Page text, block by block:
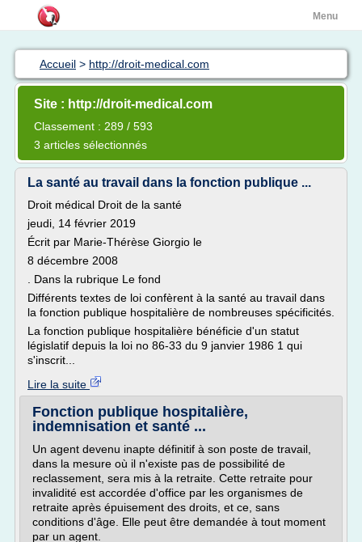
Menu
Accueil > http://droit-medical.com
Site : http://droit-medical.com
Classement : 289 / 593
3 articles sélectionnés
La santé au travail dans la fonction publique ...
Droit médical Droit de la santé
jeudi, 14 février 2019
Écrit par Marie-Thérèse Giorgio le
8 décembre 2008
. Dans la rubrique Le fond
Différents textes de loi confèrent à la santé au travail dans
la fonction publique hospitalière de nombreuses spécificités.
La fonction publique hospitalière bénéficie d'un statut
législatif depuis la loi no 86-33 du 9 janvier 1986 1 qui
s'inscrit...
Lire la suite
Fonction publique hospitalière,
indemnisation et santé ...
Un agent devenu inapte définitif à son poste de travail,
dans la mesure où il n'existe pas de possibilité de
reclassement, sera mis à la retraite. Cette retraite pour
invalidité est accordée d'office par les organismes de
retraite après épuisement des droits, et ce, sans
conditions d'âge. Elle peut être demandée à tout moment
par un agent.